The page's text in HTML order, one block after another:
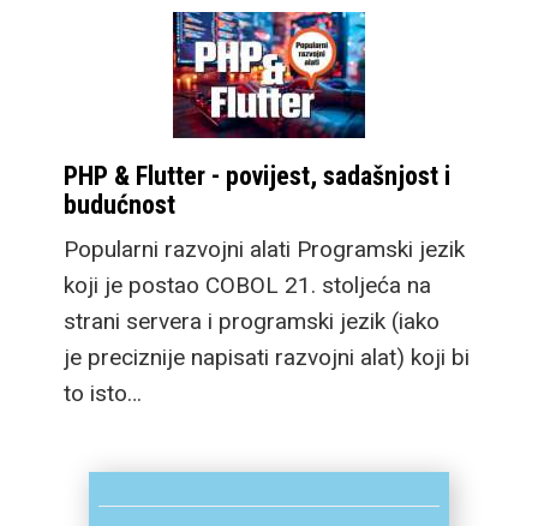
PHP & Flutter - povijest, sadašnjost i
budućnost
Popularni razvojni alati Programski jezik
koji je postao COBOL 21. stoljeća na
strani servera i programski jezik (iako
je preciznije napisati razvojni alat) koji bi
to isto…